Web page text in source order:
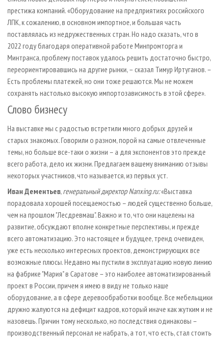
престижа компаний. «Оборудование на предприятиях российского
ЛПК, к сожалению, в основном импортное, и большая часть
поставлялась из недружественных стран. Но надо сказать, что в
2022 году благодаря оперативной работе Минпромторга и
Минтранса, проблему поставок удалось решить достаточно быстро,
переориентировавшись на другие рынки, – сказал Тимур Иртуганов. –
Есть проблемы платежей, но они тоже решаются. Мы не можем
сохранять настолько высокую импортозависимость в этой сфере».
Слово бизнесу
На выставке мы с радостью встретили много добрых друзей и
старых знакомых. Говорили о разном, порой на самые отвлеченные
темы, но больше все-таки о жизни – а для экспонентов это прежде
всего работа, дело их жизни. Предлагаем вашему вниманию отзывы
некоторых участников, что называется, из первых уст.
Иван Дементьев, генеральный директор Nanxing.ru:«Выставка
порадовала хорошей посещаемостью – людей существенно больше,
чем на прошлом "Лесдревмаш". Важно и то, что они нацелены на
развитие, обсуждают вполне конкретные перспективы, и прежде
всего автоматизацию. Это настоящее и будущее, тренд очевиден,
уже есть несколько интересных проектов, демонстрирующих все
возможные плюсы. Недавно мы пустили в эксплуатацию новую линию
на фабрике "Мария" в Саратове – это наиболее автоматизированный
проект в России, причем я имею в виду не только наше
оборудование, а в сфере деревообработки вообще. Все мебельщики
дружно жалуются на дефицит кадров, который иначе как жутким и не
назовешь. Причин тому несколько, но последствия одинаковы –
производственный персонал не набрать, а тот, что есть, стал стоить